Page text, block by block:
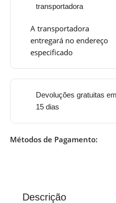
transportadora
A transportadora
entregará no endereço
especificado
Devoluções gratuitas em
15 dias
Métodos de Pagamento:
Descrição